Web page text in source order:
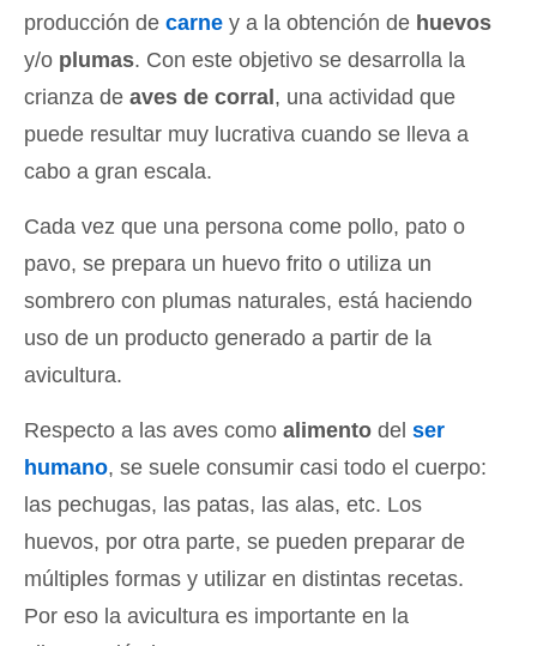
producción de carne y a la obtención de huevos
y/o plumas. Con este objetivo se desarrolla la
crianza de aves de corral , una actividad que
puede resultar muy lucrativa cuando se lleva a
cabo a gran escala.
Cada vez que una persona come pollo, pato o
pavo, se prepara un huevo frito o utiliza un
sombrero con plumas naturales, está haciendo
uso de un producto generado a partir de la
avicultura.
Respecto a las aves como alimento del ser
humano, se suele consumir casi todo el cuerpo:
las pechugas, las patas, las alas, etc. Los
huevos, por otra parte, se pueden preparar de
múltiples formas y utilizar en distintas recetas.
Por eso la avicultura es importante en la